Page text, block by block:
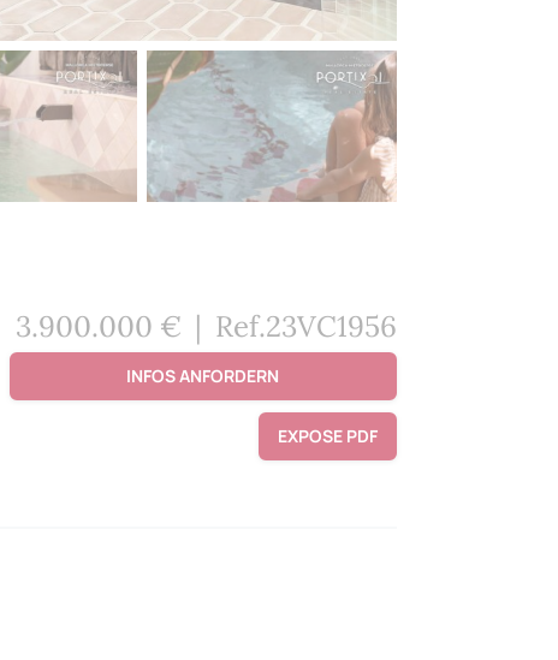
3.900.000 € | Ref.23VC1956
INFOS ANFORDERN
EXPOSE PDF